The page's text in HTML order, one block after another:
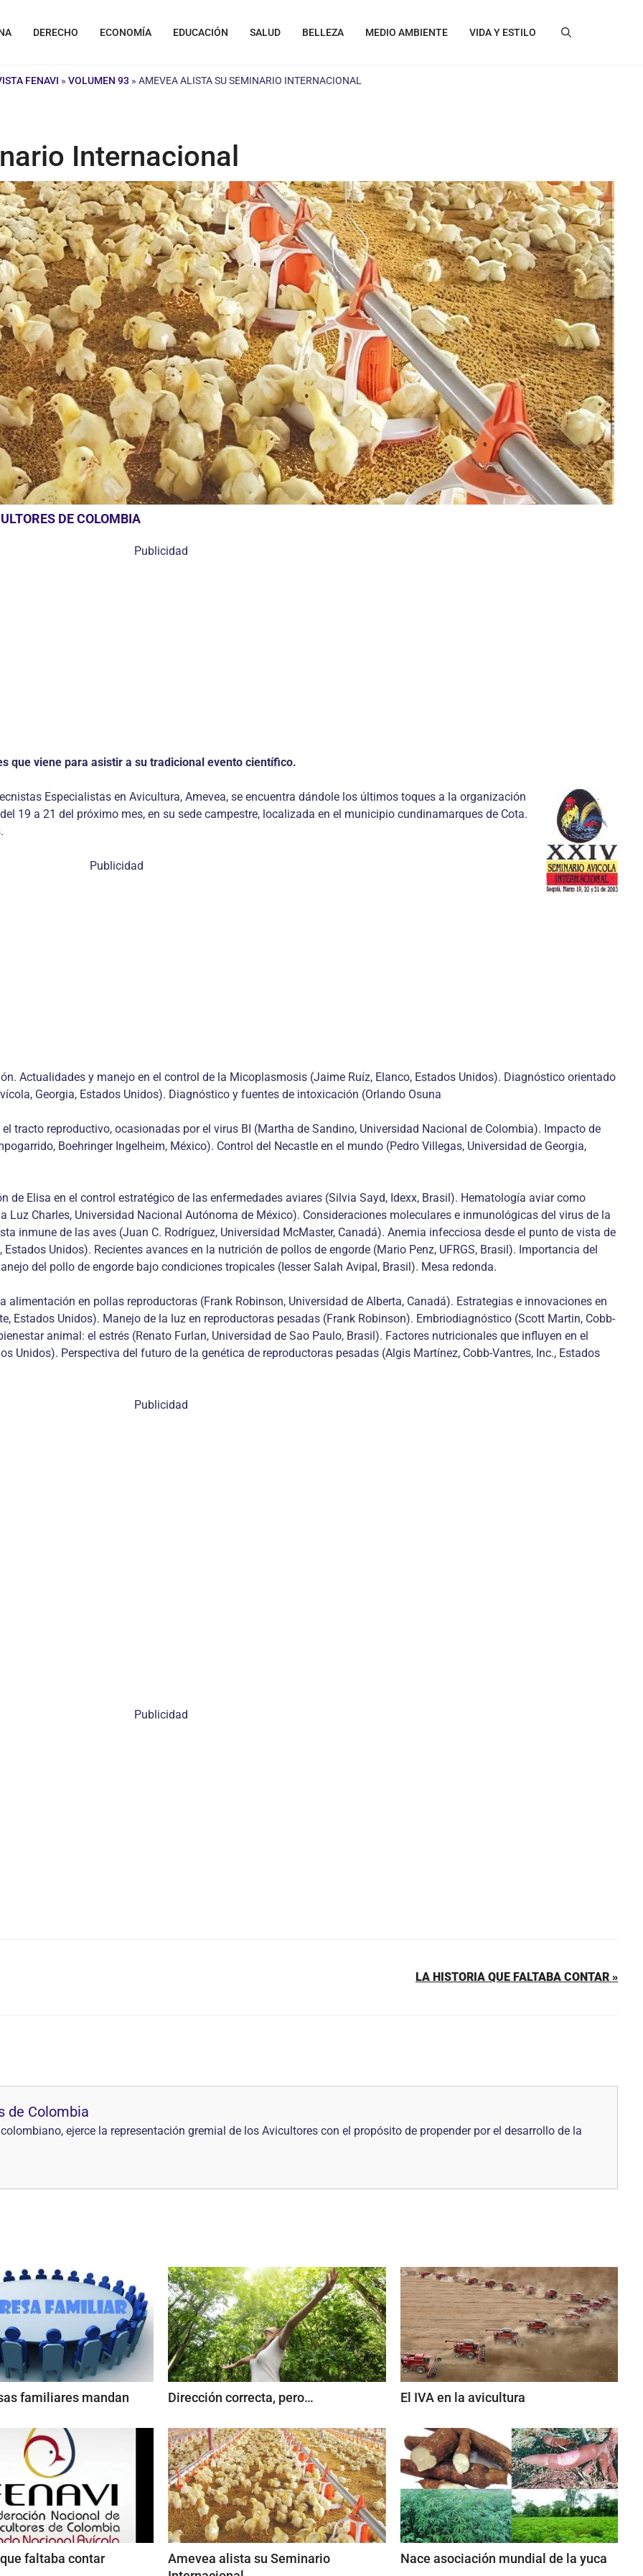
DERECHO ECONOMÍA EDUCACIÓN SALUD BELLEZA MEDIO AMBIENTE VIDA Y ESTILO
FENAVI » VOLUMEN 93 » AMEVEA ALISTA SU SEMINARIO INTERNACIONAL
Internacional
DE COLOMBIA
Publicidad
que viene para asistir a su tradicional evento científico.
Especialistas en Avicultura, Amevea, se encuentra dándole los últimos toques a la organización
19 a 21 del próximo mes, en su sede campestre, localizada en el municipio cundinamarques de Cota.
Publicidad
Actualidades y manejo en el control de la Micoplasmosis (Jaime Ruíz, Elanco, Estados Unidos). Diagnóstico orientado
Georgia, Estados Unidos). Diagnóstico y fuentes de intoxicación (Orlando Osuna
tracto reproductivo, ocasionadas por el virus BI (Martha de Sandino, Universidad Nacional de Colombia). Impacto de
Boehringer Ingelheim, México). Control del Necastle en el mundo (Pedro Villegas, Universidad de Georgia,
de Elisa en el control estratégico de las enfermedades aviares (Silvia Sayd, Idexx, Brasil). Hematología aviar como
Luz Charles, Universidad Nacional Autónoma de México). Consideraciones moleculares e inmunológicas del virus de la
inmune de las aves (Juan C. Rodríguez, Universidad McMaster, Canadá). Anemia infecciosa desde el punto de vista de
Unidos). Recientes avances en la nutrición de pollos de engorde (Mario Penz, UFRGS, Brasil). Importancia del
del pollo de engorde bajo condiciones tropicales (Iesser Salah Avipal, Brasil). Mesa redonda.
alimentación en pollas reproductoras (Frank Robinson, Universidad de Alberta, Canadá). Estrategias e innovaciones en
Estados Unidos). Manejo de la luz en reproductoras pesadas (Frank Robinson). Embriodiagnóstico (Scott Martin, Cobb-
animal: el estrés (Renato Furlan, Universidad de Sao Paulo, Brasil). Factores nutricionales que influyen en el
Unidos). Perspectiva del futuro de la genética de reproductoras pesadas (Algis Martínez, Cobb-Vantres, Inc., Estados
Publicidad
Publicidad
LA HISTORIA QUE FALTABA CONTAR »
de Colombia
ejerce la representación gremial de los Avicultores con el propósito de propender por el desarrollo de la
familiares mandan Dirección correcta, pero… El IVA en la avicultura
faltaba contar
Amevea alista su Seminario
Nace asociación mundial de la yuca